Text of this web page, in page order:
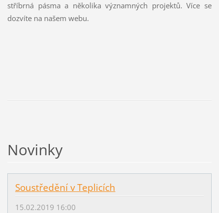
stříbrná pásma a několika významných projektů. Více se
dozvíte na našem webu.
Novinky
Soustředění v Teplicích
15.02.2019 16:00